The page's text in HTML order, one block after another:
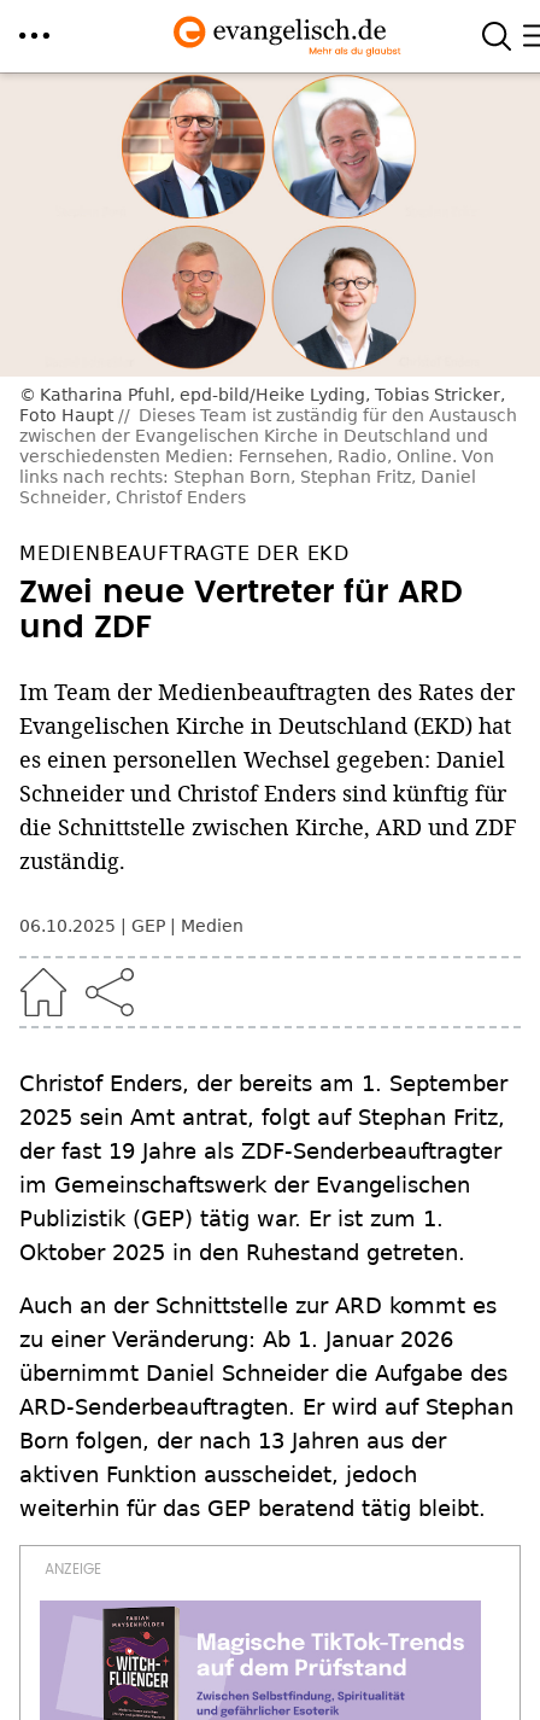
Katharina Pfuhl, epd-bild/Heike Lyding, Tobias Stricker,
Foto Haupt
Dieses Team ist zuständig für den Austausch
zwischen der Evangelischen Kirche in Deutschland und
verschiedensten Medien: Fernsehen, Radio, Online. Von
links nach rechts: Stephan Born, Stephan Fritz, Daniel
Schneider, Christof Enders
MEDIENBEAUFTRAGTE DER EKD
Zwei neue Vertreter für ARD
und ZDF
Im Team der Medienbeauftragten des Rates der
Evangelischen Kirche in Deutschland (EKD) hat
es einen personellen Wechsel gegeben: Daniel
Schneider und Christof Enders sind künftig für
die Schnittstelle zwischen Kirche, ARD und ZDF
zuständig.
06.10.2025 GEP Medien
Christof Enders, der bereits am 1. September
2025 sein Amt antrat, folgt auf Stephan Fritz,
der fast 19 Jahre als ZDF-Senderbeauftragter
im Gemeinschaftswerk der Evangelischen
Publizistik (GEP) tätig war. Er ist zum 1.
Oktober 2025 in den Ruhestand getreten.
Auch an der Schnittstelle zur ARD kommt es
zu einer Veränderung: Ab 1. Januar 2026
übernimmt Daniel Schneider die Aufgabe des
ARD-Senderbeauftragten. Er wird auf Stephan
Born folgen, der nach 13 Jahren aus der
aktiven Funktion ausscheidet, jedoch
weiterhin für das GEP beratend tätig bleibt.